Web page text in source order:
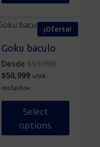
producto
producto
múltiples
Las
opciones
se
pueden
la
¡Oferta!
Goku baculo
Desde $59,999Original
$59,999.
$50,999Current
price
is:
$50,999.
«IVA
incluido»
Select
options